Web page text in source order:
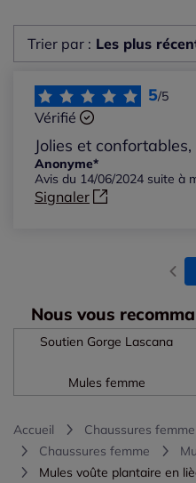
Trier par : Les plus
Les plus récents
Les plus anciens
Notes les plus élevées
5/5
Vérifié
Jolies et
Anonyme*
Avis du 14/06/2024 suite à
Signaler
Nous vous
Soutien Gorge Lascana
Mules femme
Accueil
Chaussures
Chaussures femme
Mules voûte plantaire en